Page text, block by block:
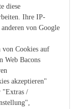
diese
Ihre IP-
von Google
von Cookies auf
Web Bacons
akzeptieren"
"Extras /